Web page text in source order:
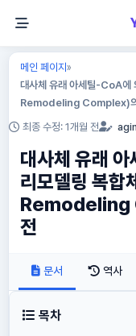
메인 페이지»
대사체 유래 아세틸-CoA
Remodeling Complex)의
최종 수정: 1개월 전
대사체 유래
리모델링 복
Remodeling
전
문서 역사
목차